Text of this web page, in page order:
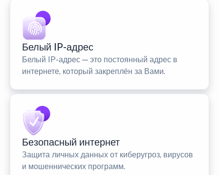
Белый IP-адрес
Белый IP-адрес — это постоянный адрес в
интернете, который закреплён за Вами.
Безопасный интернет
Защита личных данных от киберугроз, вирусов
и мошеннических программ.